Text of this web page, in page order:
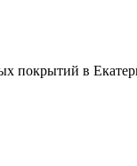
покрытий в